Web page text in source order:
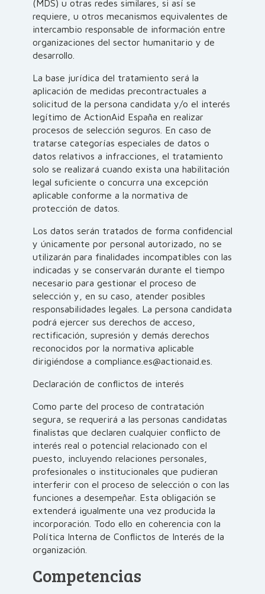
(MDS) u otras redes similares, si así se
requiere, u otros mecanismos equivalentes de
intercambio responsable de información entre
organizaciones del sector humanitario y de
desarrollo.
La base jurídica del tratamiento será la
aplicación de medidas precontractuales a
solicitud de la persona candidata y/o el interés
legítimo de ActionAid España en realizar
procesos de selección seguros. En caso de
tratarse categorías especiales de datos o
datos relativos a infracciones, el tratamiento
solo se realizará cuando exista una habilitación
legal suficiente o concurra una excepción
aplicable conforme a la normativa de
protección de datos.
Los datos serán tratados de forma confidencial
y únicamente por personal autorizado, no se
utilizarán para finalidades incompatibles con las
indicadas y se conservarán durante el tiempo
necesario para gestionar el proceso de
selección y, en su caso, atender posibles
responsabilidades legales. La persona candidata
podrá ejercer sus derechos de acceso,
rectificación, supresión y demás derechos
reconocidos por la normativa aplicable
dirigiéndose a compliance.es@actionaid.es.
Declaración de conflictos de interés
Como parte del proceso de contratación
segura, se requerirá a las personas candidatas
finalistas que declaren cualquier conflicto de
interés real o potencial relacionado con el
puesto, incluyendo relaciones personales,
profesionales o institucionales que pudieran
interferir con el proceso de selección o con las
funciones a desempeñar. Esta obligación se
extenderá igualmente una vez producida la
incorporación. Todo ello en coherencia con la
Política Interna de Conflictos de Interés de la
organización.
Competencias